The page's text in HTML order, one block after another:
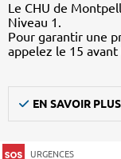
Le CHU de
Niveau 1.
Pour garantir une
appelez le 15
EN SAVOIR PLUS
URGENCES